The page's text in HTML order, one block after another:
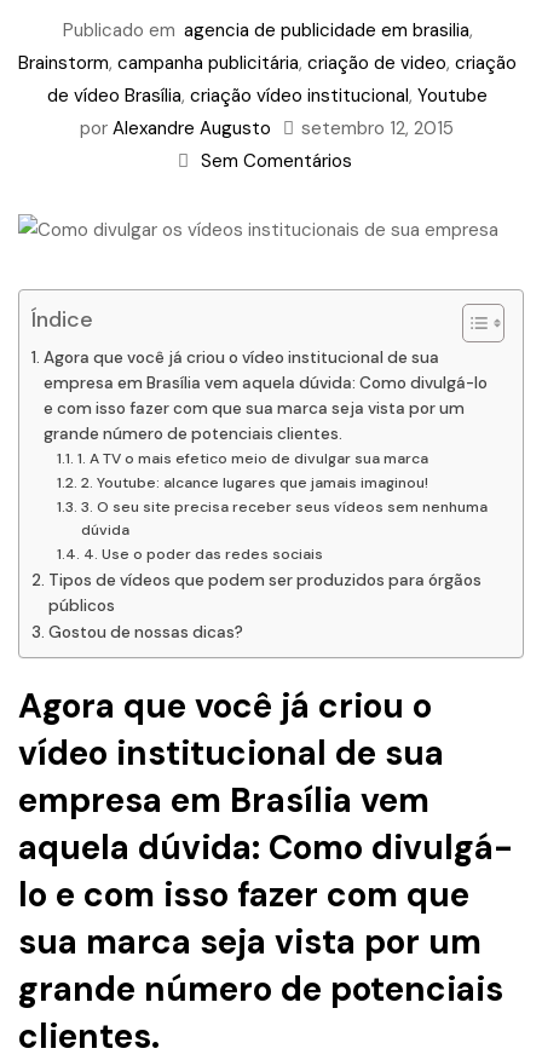
Publicado em agencia de publicidade em brasilia,
Brainstorm, campanha publicitária, criação de video, criação
de vídeo Brasília, criação vídeo institucional, Youtube
por Alexandre Augusto
setembro 12, 2015
Sem Comentários
Índice
Agora que você já criou o vídeo institucional de sua
empresa em Brasília vem aquela dúvida: Como divulgá-lo
e com isso fazer com que sua marca seja vista por um
grande número de potenciais clientes.
1. A TV o mais efetico meio de divulgar sua marca
2. Youtube: alcance lugares que jamais imaginou!
3. O seu site precisa receber seus vídeos sem nenhuma
dúvida
4. Use o poder das redes sociais
Tipos de vídeos que podem ser produzidos para órgãos
públicos
Gostou de nossas dicas?
Agora que você já criou o
vídeo institucional de sua
empresa em Brasília vem
aquela dúvida: Como divulgá-
lo e com isso fazer com que
sua marca seja vista por um
grande número de potenciais
clientes.